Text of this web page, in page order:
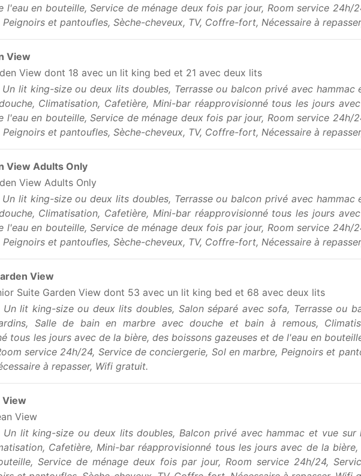
l'eau en bouteille, Service de ménage deux fois par jour, Room service 24h/
Peignoirs et pantoufles, Sèche-cheveux, TV, Coffre-fort, Nécessaire à
View
View dont 18 avec un lit king bed et 21 avec deux lits
Un lit king-size ou deux lits doubles, Terrasse ou balcon privé avec hammac
Climatisation, Cafetière, Mini-bar réapprovisionné tous les jours
l'eau en bouteille, Service de ménage deux fois par jour, Room service 24h/
Peignoirs et pantoufles, Sèche-cheveux, TV, Coffre-fort, Nécessaire à
View Adults Only
View Adults Only
Un lit king-size ou deux lits doubles, Terrasse ou balcon privé avec hammac
Climatisation, Cafetière, Mini-bar réapprovisionné tous les jours
l'eau en bouteille, Service de ménage deux fois par jour, Room service 24h/
Peignoirs et pantoufles, Sèche-cheveux, TV, Coffre-fort, Nécessaire à
View
Suite Garden View dont 53 avec un lit king bed et 68 avec deux lits
Un lit king-size ou deux lits doubles, Salon séparé avec sofa, Terrasse ou
Salle de bain en marbre avec douche et bain à remous,
tous les jours avec de la bière, des boissons gazeuses et de l'eau en
service 24h/24, Service de conciergerie, Sol en marbre, Peignoirs et
à repasser, Wifi gratuit.
View
View
Un lit king-size ou deux lits doubles, Balcon privé avec hammac et vue sur
Cafetière, Mini-bar réapprovisionné tous les jours avec de la
Service de ménage deux fois par jour, Room service 24h/24,